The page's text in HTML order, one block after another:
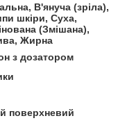
В'януча (зріла),
шкіри, Суха,
(Змішана),
Жирна
з дозатором
поверхневий